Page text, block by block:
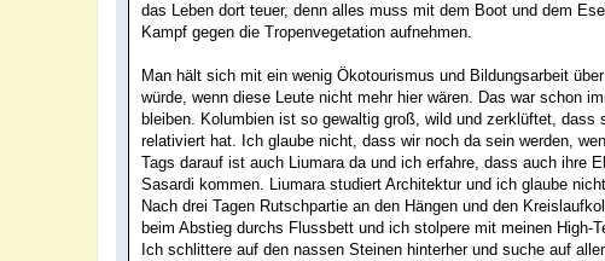
das Leben dort teuer, denn alles muss mit dem Boot und dem
Kampf gegen die Tropenvegetation aufnehmen.
Man hält sich mit ein wenig Ökotourismus und Bildungsarbeit
würde, wenn diese Leute nicht mehr hier wären. Das war schon
bleiben. Kolumbien ist so gewaltig groß, wild und zerklüftet,
relativiert hat. Ich glaube nicht, dass wir noch da sein werden,
Tags darauf ist auch Liumara da und ich erfahre, dass auch ihre
Sasardi kommen. Liumara studiert Architektur und ich glaube
Nach drei Tagen Rutschpartie an den Hängen und den
beim Abstieg durchs Flussbett und ich stolpere mit meinen
Ich schlittere auf den nassen Steinen hinterher und suche auf